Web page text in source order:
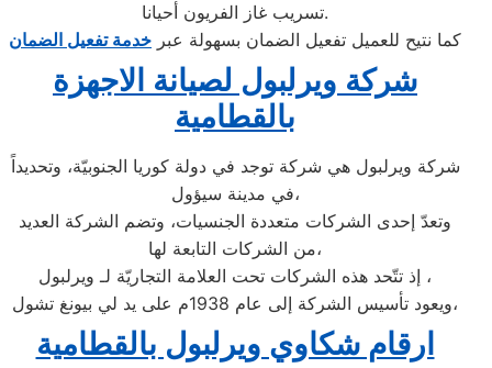
تسريب غاز الفريون أحيانا.
كما نتيح للعميل تفعيل الضمان بسهولة عبر خدمة تفعيل الضمان
شركة ويرلبول لصيانة الاجهزة
بالقطامية
شركة ويرلبول هي شركة توجد في دولة كوريا الجنوبيّة، وتحديداً
في مدينة سيؤول،
وتعدّ إحدى الشركات متعددة الجنسيات، وتضم الشركة العديد
من الشركات التابعة لها،
إذ تتّحد هذه الشركات تحت العلامة التجاريّة لـ ويرلبول ،
ويعود تأسيس الشركة إلى عام 1938م على يد لي بيونغ تشول،
ارقام شكاوي ويرلبول بالقطامية